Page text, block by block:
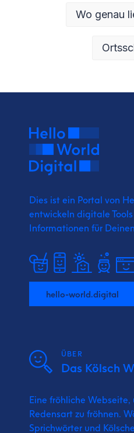
Wo genau
Dies ist ein Portal von
entwickeln digitale
Informationen für
hello-world.digital
ÜBER
Das Kölsch
Eine fröhliche
Redensart zu fröhnen.
Sprichwörter und